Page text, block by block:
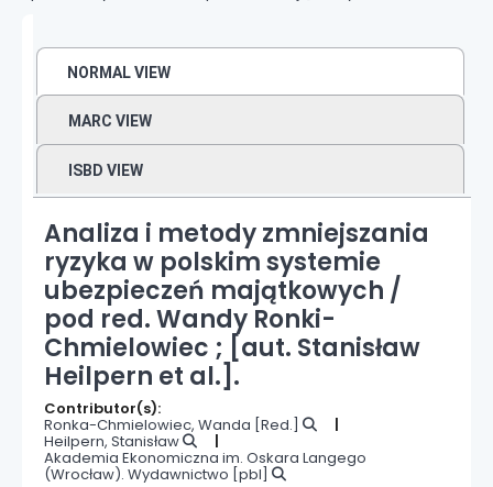
NORMAL VIEW
MARC VIEW
ISBD VIEW
Analiza i metody zmniejszania
ryzyka w polskim systemie
ubezpieczeń majątkowych /
pod red. Wandy Ronki-
Chmielowiec ; [aut. Stanisław
Heilpern et al.].
Contributor(s):
Ronka-Chmielowiec, Wanda [Red.]
Heilpern, Stanisław
Akademia Ekonomiczna im. Oskara Langego
(Wrocław). Wydawnictwo [pbl]